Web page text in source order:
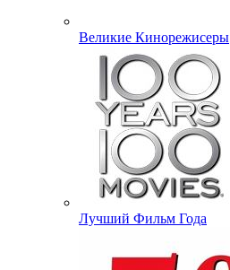
Великие Кинорежисеры
Лучший Фильм Года